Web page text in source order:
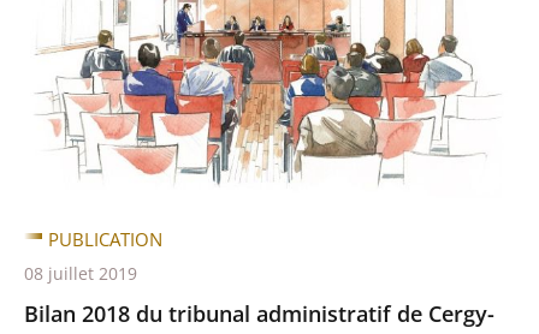
Bilan 2018 du tribunal administratif de Cergy-
PUBLICATION
08 juillet 2019